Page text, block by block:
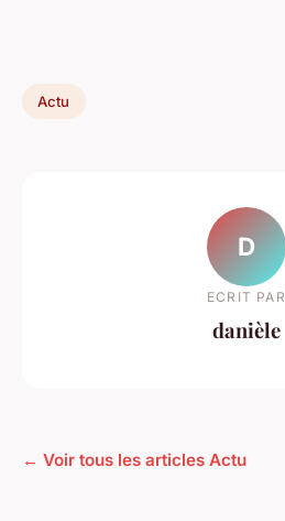
Actu
D
ECRIT PAR
danièle
← Voir tous les articles Actu